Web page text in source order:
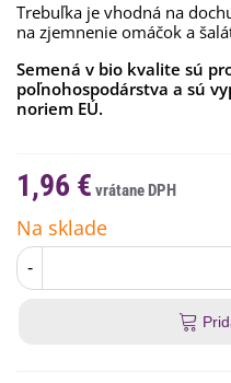
Trebuľka je vhodná na
na zjemnenie omáčok a
Semená v bio kvalite sú
poľnohospodárstva a sú
noriem EÚ.
1,96 €
Na sklade
-